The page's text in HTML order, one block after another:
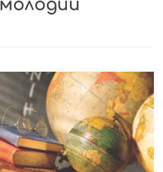
молодий